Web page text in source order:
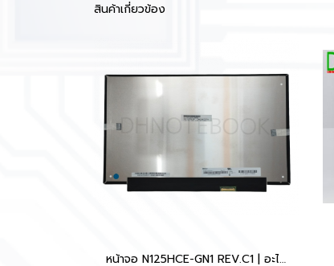
สินค้าเกี่ยวข้อง
หน้าจอ N125HCE-GN1 REV.C1 | อะไหล่ทดแทนสำหรับ Lenovo ThinkPad X260 X270 X280